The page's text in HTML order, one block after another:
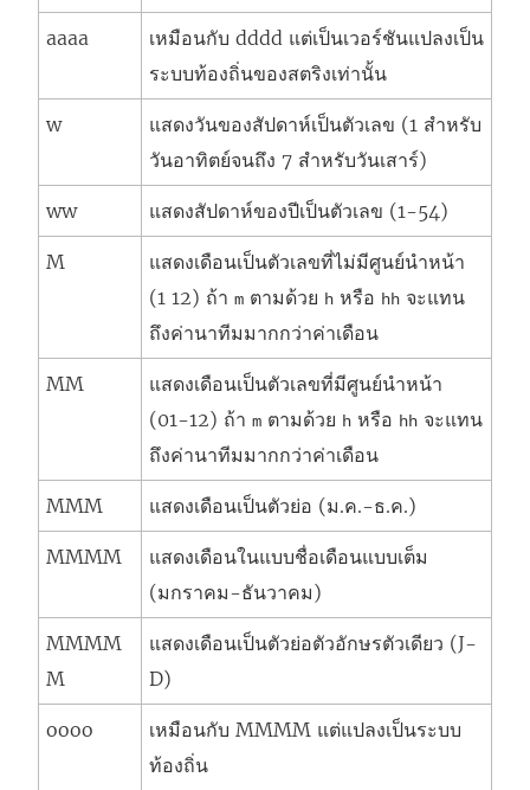
aaaa
เหมือนกับ dddd แต่เป็นเวอร์ชันแปลงเป็น
ระบบท้องถิ่นของสตริงเท่านั้น
w
แสดงวันของสัปดาห์เป็นตัวเลข (1 สำหรับ
วันอาทิตย์จนถึง 7 สำหรับวันเสาร์)
ww แสดงสัปดาห์ของปีเป็นตัวเลข (1-54)
M
แสดงเดือนเป็นตัวเลขที่ไม่มีศูนย์นำหน้า
(1 12) ถ้า m ตามด้วย h หรือ hh จะแทน
ถึงค่านาทีมมากกว่าค่าเดือน
MM
แสดงเดือนเป็นตัวเลขที่มีศูนย์นำหน้า
(01-12) ถ้า m ตามด้วย h หรือ hh จะแทน
ถึงค่านาทีมมากกว่าค่าเดือน
MMM แสดงเดือนเป็นตัวย่อ (ม.ค.-ธ.ค.)
MMMM
แสดงเดือนในแบบชื่อเดือนแบบเต็ม
(มกราคม-ธันวาคม)
MMMM
M
แสดงเดือนเป็นตัวย่อตัวอักษรตัวเดียว (J-
D)
oooo
เหมือนกับ MMMM แต่แปลงเป็นระบบ
ท้องถิ่น